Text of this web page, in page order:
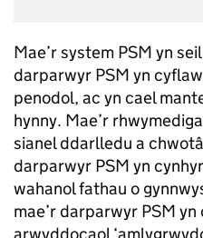
Mae’r system PSM yn
darparwyr PSM yn
penodol, ac yn cael
hynny. Mae’r
sianel ddarlledu a
darparwyr PSM yn
wahanol fathau o
mae’r darparwyr PSM